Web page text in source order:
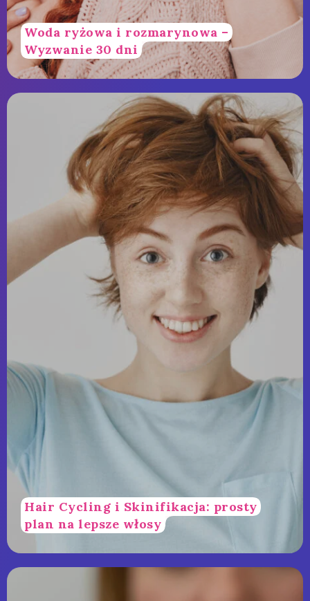
Woda ryżowa i rozmarynowa –
Wyzwanie 30 dni
Hair Cycling i Skinifikacja: prosty
plan na lepsze włosy